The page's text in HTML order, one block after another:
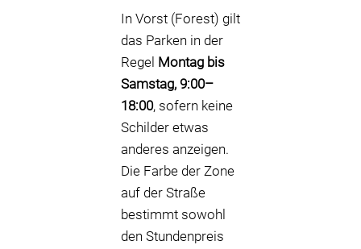
In Vorst (Forest) gilt
das Parken in der
Regel Montag bis
Samstag, 9:00–
18:00, sofern keine
Schilder etwas
anderes anzeigen.
Die Farbe der Zone
auf der Straße
bestimmt sowohl
den Stundenpreis